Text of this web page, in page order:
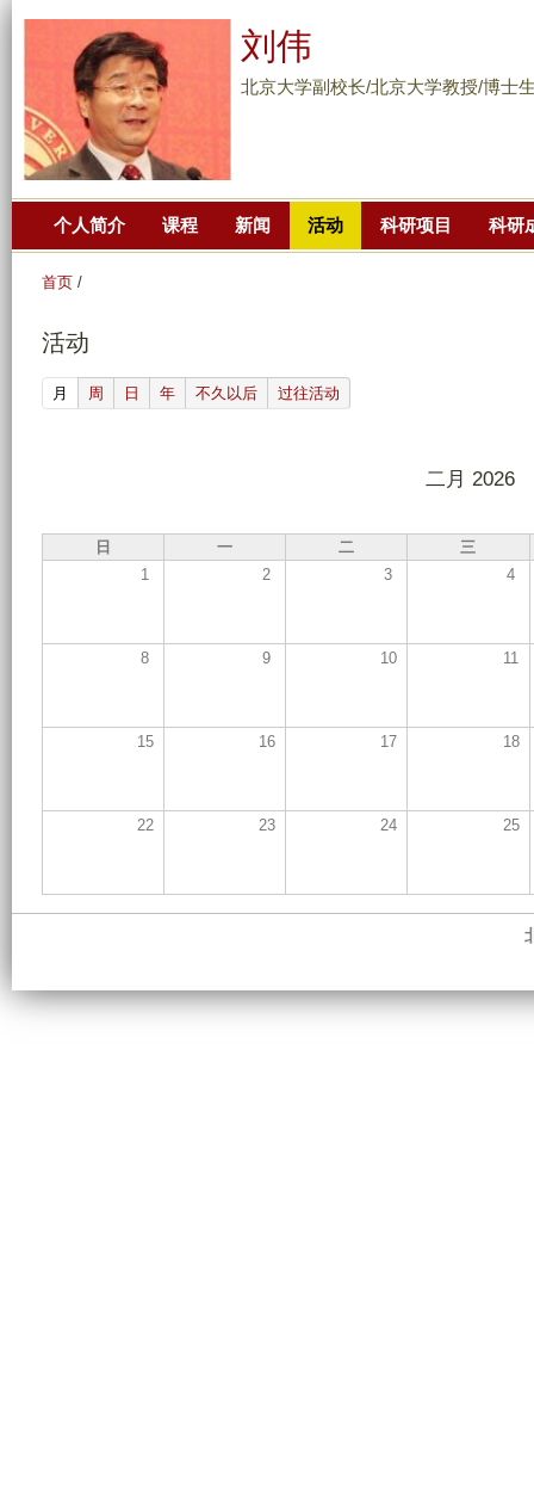
到
主
要
刘伟
北京大学副校长/北京大学教授/博士
个人简介 课程 新闻 活动 科研项目 科研
首页 /
活动
月 (active tab)
周 日 年 不久以后 过往活动
二月 2026
日 一 二
三
1
2 3 4
8 9 10 11
15 16 17 18
22 23 24 25